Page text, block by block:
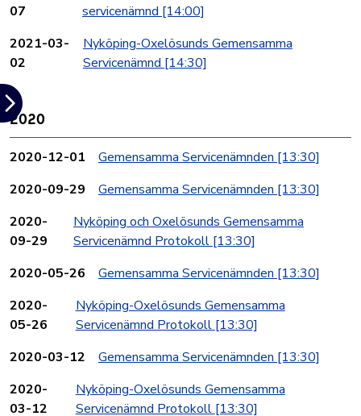
07
servicenämnd [14:00]
2021-03-
02
Nyköping-Oxelösunds Gemensamma
Servicenämnd [14:30]
2020
2020-12-01 Gemensamma Servicenämnden [13:30]
2020-09-29
Gemensamma Servicenämnden [13:30]
2020-
09-29
Nyköping och Oxelösunds Gemensamma
Servicenämnd Protokoll [13:30]
2020-05-26
Gemensamma Servicenämnden [13:30]
2020-
05-26
Nyköping-Oxelösunds Gemensamma
Servicenämnd Protokoll [13:30]
2020-03-12
Gemensamma Servicenämnden [13:30]
2020-
03-12
Nyköping-Oxelösunds Gemensamma
Servicenämnd Protokoll [13:30]